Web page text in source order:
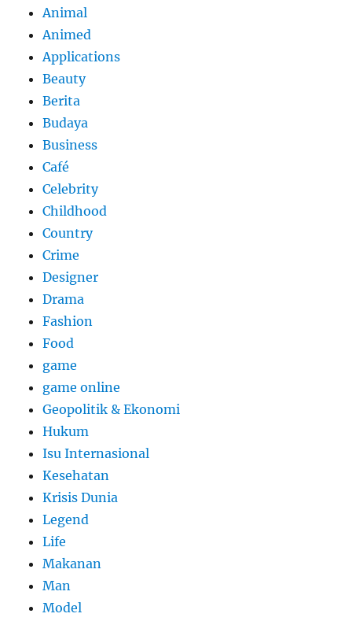
Animal
Animed
Applications
Beauty
Berita
Budaya
Business
Café
Celebrity
Childhood
Country
Crime
Designer
Drama
Fashion
Food
game
game online
Geopolitik & Ekonomi
Hukum
Isu Internasional
Kesehatan
Krisis Dunia
Legend
Life
Makanan
Man
Model